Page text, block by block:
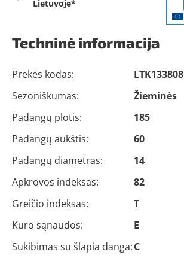
Lietuvoje*
Techninė informacija
Prekės kodas:
LTK133808
Sezoniškumas:
Žieminės
Padangų plotis:
185
Padangų aukštis:
60
Padangų diametras:
14
Apkrovos indeksas:
82
Greičio indeksas:
T
Kuro sąnaudos:
E
Sukibimas su šlapia danga:C